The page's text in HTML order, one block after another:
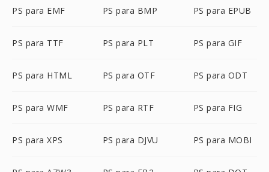
PS para EMF PS para BMP PS para EPUB
PS para TTF PS para PLT PS para GIF
PS para HTML PS para OTF PS para ODT
PS para WMF PS para RTF PS para FIG
PS para XPS PS para DJVU PS para MOBI